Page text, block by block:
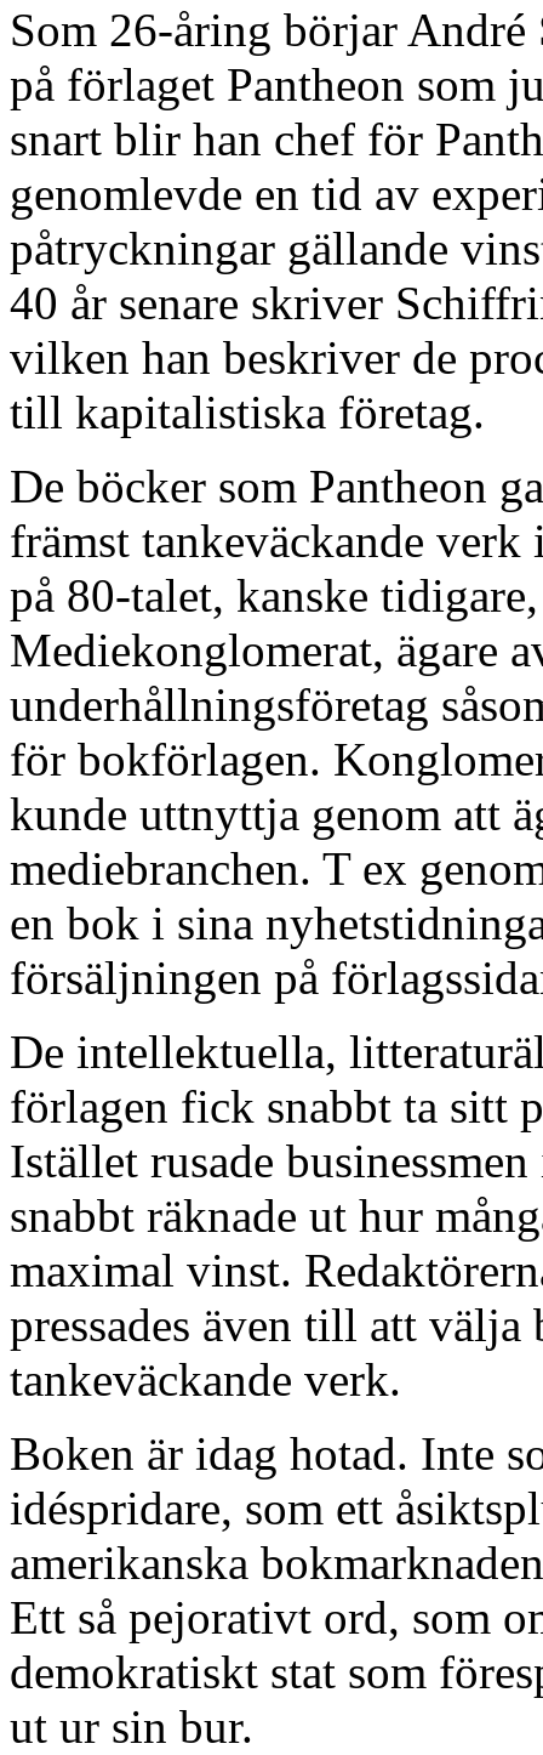
Som 26-åring börjar
på förlaget Pantheon som
snart blir han chef för
genomlevde en tid av
påtryckningar gällande
40 år senare skriver
vilken han beskriver de
till kapitalistiska företag.
De böcker som Pantheon
främst tankeväckande
på 80-talet, kanske
Mediekonglomerat, ägare
underhållningsföretag
för bokförlagen.
kunde uttnyttja genom att
mediebranchen. T ex
en bok i sina
försäljningen på
De intellektuella,
förlagen fick snabbt ta sitt
Istället rusade
snabbt räknade ut hur
maximal vinst.
pressades även till att
tankeväckande verk.
Boken är idag hotad. Inte
idéspridare, som ett
amerikanska
Ett så pejorativt ord, som
demokratiskt stat som
ut ur sin bur.